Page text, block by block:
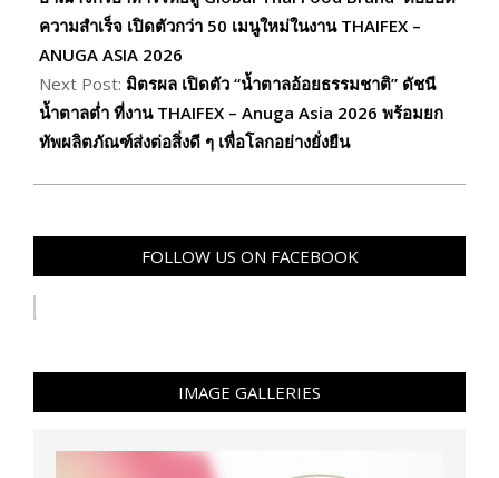
ความสำเร็จ เปิดตัวกว่า 50 เมนูใหม่ในงาน THAIFEX –
ANUGA ASIA 2026
Next Post: มิตรผล เปิดตัว “น้ำตาลอ้อยธรรมชาติ” ดัชนี
น้ำตาลต่ำ ที่งาน THAIFEX – Anuga Asia 2026 พร้อมยก
ทัพผลิตภัณฑ์ส่งต่อสิ่งดี ๆ เพื่อโลกอย่างยั่งยืน
FOLLOW US ON FACEBOOK
IMAGE GALLERIES